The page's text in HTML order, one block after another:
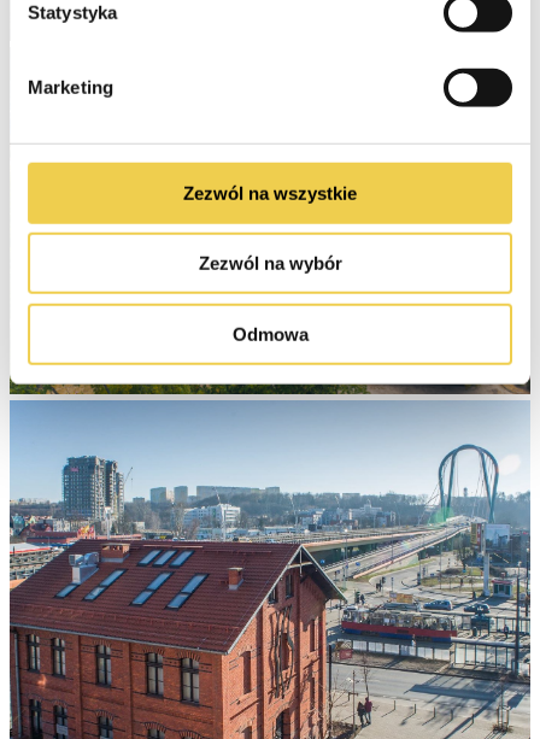
Statystyka
Marketing
Zezwól na wszystkie
Zezwól na wybór
Odmowa